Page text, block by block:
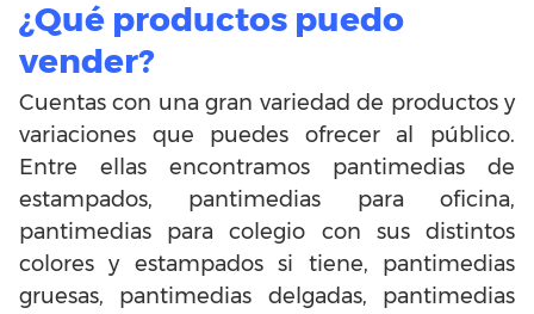
¿Qué productos puedo
vender?
Cuentas con una gran variedad de productos y
variaciones que puedes ofrecer al público.
Entre ellas encontramos pantimedias de
estampados, pantimedias para oficina,
pantimedias para colegio con sus distintos
colores y estampados si tiene, pantimedias
gruesas, pantimedias delgadas, pantimedias